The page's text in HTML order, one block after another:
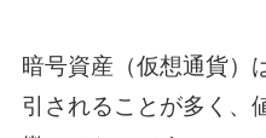
暗号資産（仮想通貨）
引されることが多く、